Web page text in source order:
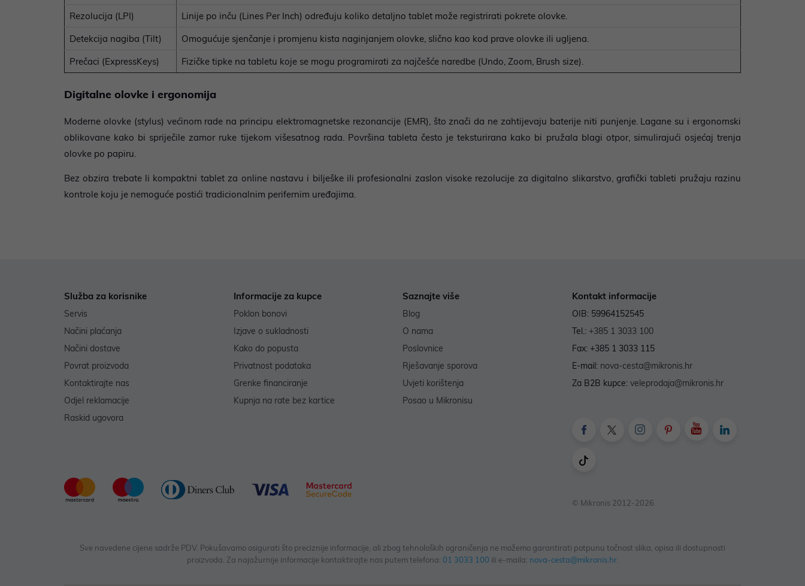
Rezolucija (LPI)
Linije po inču (Lines Per Inch) određuju koliko detaljno tablet može registrirati pokrete olovke.
Detekcija nagiba (Tilt)
Omogućuje sjenčanje i promjenu kista naginjanjem olovke, slično kao kod prave olovke ili ugljena.
Prečaci (ExpressKeys)
Fizičke tipke na tabletu koje se mogu programirati za najčešće naredbe (Undo, Zoom, Brush size).
Digitalne olovke i ergonomija
Moderne olovke (stylus) većinom rade na principu elektromagnetske rezonancije (EMR), što znači da ne zahtijevaju baterije niti punjenje. Lagane su i ergonomski
oblikovane kako bi spriječile zamor ruke tijekom višesatnog rada. Površina tableta često je teksturirana kako bi pružala blagi otpor, simulirajući osjećaj trenja
olovke po papiru.
Bez obzira trebate li kompaktni tablet za online nastavu i bilješke ili profesionalni zaslon visoke rezolucije za digitalno slikarstvo, grafički tableti pružaju razinu
kontrole koju je nemoguće postići tradicionalnim perifernim uređajima.
Služba za korisnike
Servis
Načini plaćanja
Načini dostave
Povrat proizvoda
Kontaktirajte nas
Odjel reklamacije
Raskid ugovora
Informacije za kupce
Poklon bonovi
Izjave o sukladnosti
Kako do popusta
Privatnost podataka
Grenke financiranje
Kupnja na rate bez kartice
Saznajte više
Blog
O nama
Poslovnice
Rješavanje sporova
Uvjeti korištenja
Posao u Mikronisu
Kontakt informacije
OIB: 59964152545
Tel.: +385 1 3033 100
Fax: +385 1 3033 115
E-mail: nova-cesta@mikronis.hr
Za B2B kupce: veleprodaja@mikronis.hr
© Mikronis 2012-2026
Sve navedene cijene sadrže PDV. Pokušavamo osigurati što preciznije informacije, ali zbog tehnoloških ograničenja ne možemo garantirati potpunu točnost slika, opisa ili dostupnosti
proizvoda. Za najažurnije informacije kontaktirajte nas putem telefona: 01 3033 100 ili e-maila: nova-cesta@mikronis.hr.